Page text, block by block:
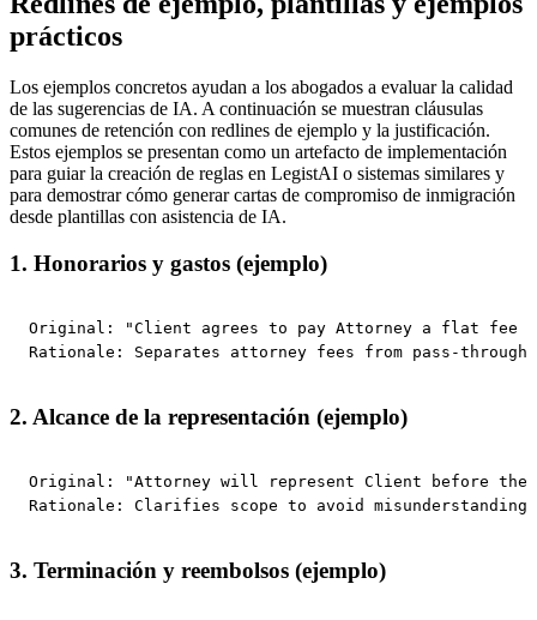
prácticos
Los ejemplos concretos ayudan a los abogados a evaluar la calidad
de las sugerencias de IA. A continuación se muestran cláusulas
comunes de retención con redlines de ejemplo y la justificación.
Estos ejemplos se presentan como un artefacto de implementación
para guiar la creación de reglas en LegistAI o sistemas similares y
para demostrar cómo generar cartas de compromiso de inmigración
desde plantillas con asistencia de IA.
1. Honorarios y gastos (ejemplo)
Original: "Client agrees to pay Attorney a flat fee
Rationale: Separates attorney fees from pass-
2. Alcance de la representación (ejemplo)
Original: "Attorney will represent Client before the
Rationale: Clarifies scope to avoid
3. Terminación y reembolsos (ejemplo)